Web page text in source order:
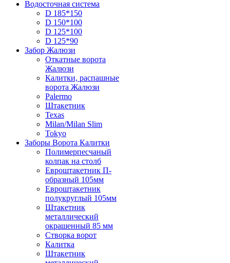
Водосточная система
D 185*150
D 150*100
D 125*100
D 125*90
Забор Жалюзи
Откатные ворота
Жалюзи
Калитки, распашные
ворота Жалюзи
Palermo
Штакетник
Texas
Milan/Milan Slim
Tokyo
Заборы Ворота Калитки
Полимерпесчаный
колпак на столб
Евроштакетник П-
образный 105мм
Евроштакетник
полукруглый 105мм
Штакетник
металлический
окрашенный 85 мм
Створка ворот
Калитка
Штакетник